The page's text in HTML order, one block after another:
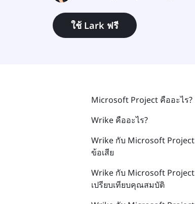
ใช้ Lark ฟรี
Microsoft Project คืออะไร?
Wrike คืออะไร?
Wrike กับ Microsoft
ข้อเสีย
Wrike กับ Microsoft
เปรียบเทียบคุณสมบัติ